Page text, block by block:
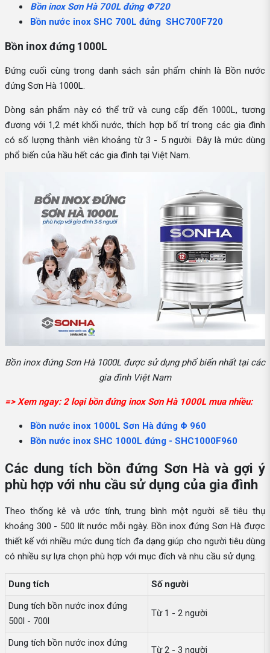
Bồn inox Sơn Hà 700L đứng Φ720
Bồn nước inox SHC 700L đứng SHC700F720
Bồn inox đứng 1000L
Đứng cuối cùng trong danh sách sản phẩm chính là Bồn nước
đứng Sơn Hà 1000L.
Dòng sản phẩm này có thể trữ và cung cấp đến 1000L, tương
đương với 1,2 mét khối nước, thích hợp bố trí trong các gia đình
có số lượng thành viên khoảng từ 3 - 5 người. Đây là mức dùng
phổ biến của hầu hết các gia đình tại Việt Nam.
Bồn inox đứng Sơn Hà 1000L được sử dụng phổ biến nhất tại các
gia đình Việt Nam
=> Xem ngay: 2 loại bồn đứng inox Sơn Hà 1000L mua nhiều:
Bồn nước inox 1000L Sơn Hà đứng Φ 960
Bồn nước inox SHC 1000L đứng - SHC1000F960
Các dung tích bồn đứng Sơn Hà và gợi ý
phù hợp với nhu cầu sử dụng của gia đình
Theo thống kê và ước tính, trung bình một người sẽ tiêu thụ
khoảng 300 - 500 lít nước mỗi ngày. Bồn inox đứng Sơn Hà được
thiết kế với nhiều mức dung tích đa dạng giúp cho người tiêu dùng
có nhiều sự lựa chọn phù hợp với mục đích và nhu cầu sử dụng.
Dung tích
Số người
Dung tích bồn nước inox đứng
500l - 700l
Từ 1 - 2 người
Dung tích bồn nước inox đứng
Từ 2 - 3 người